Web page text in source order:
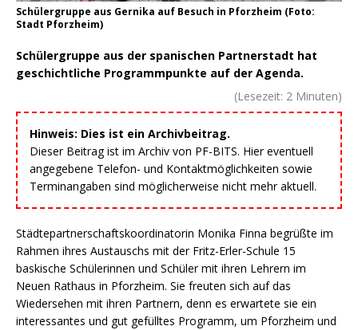
Schülergruppe aus Gernika auf Besuch in Pforzheim (Foto:
Stadt Pforzheim)
Schülergruppe aus der spanischen Partnerstadt hat
geschichtliche Programmpunkte auf der Agenda.
(Lesezeit: 2 Minuten)
Hinweis: Dies ist ein Archivbeitrag.
Dieser Beitrag ist im Archiv von PF-BITS. Hier eventuell
angegebene Telefon- und Kontaktmöglichkeiten sowie
Terminangaben sind möglicherweise nicht mehr aktuell.
Städtepartnerschaftskoordinatorin Monika Finna begrüßte im
Rahmen ihres Austauschs mit der Fritz-Erler-Schule 15
baskische Schülerinnen und Schüler mit ihren Lehrern im
Neuen Rathaus in Pforzheim. Sie freuten sich auf das
Wiedersehen mit ihren Partnern, denn es erwartete sie ein
interessantes und gut gefülltes Programm, um Pforzheim und